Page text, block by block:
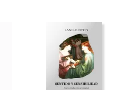
6%
dcto.